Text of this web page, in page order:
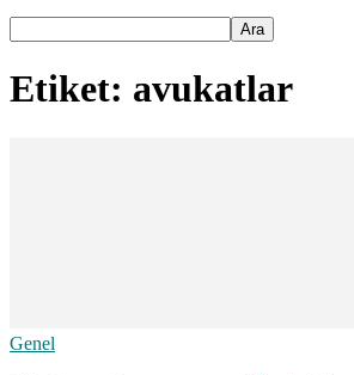
Etiket: avukatlar
Genel